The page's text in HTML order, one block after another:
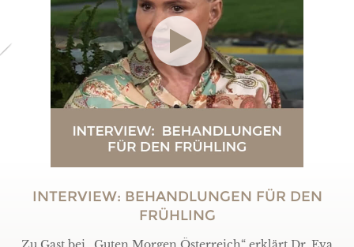
INTERVIEW: BEHANDLUNGEN FÜR DEN
FRÜHLING